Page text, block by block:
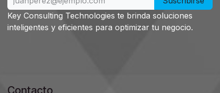
Key Consulting Technologies te brinda soluciones
inteligentes y eficientes para optimizar tu negocio.
Contacto​